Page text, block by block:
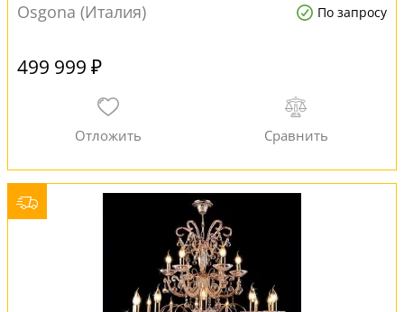
Osgona (Италия) По запросу
499 999 ₽